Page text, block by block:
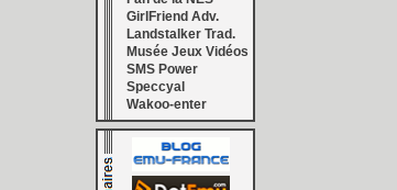
GirlFriend Adv.
Landstalker Trad.
Musée Jeux Vidéos
SMS Power
Speccyal
Wakoo-enter